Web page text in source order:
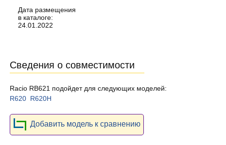
Дата размещения
в каталоге:
24.01.2022
Сведения о совместимости
Racio RB621 подойдет для следующих моделей:
R620 R620H
Добавить модель к сравнению